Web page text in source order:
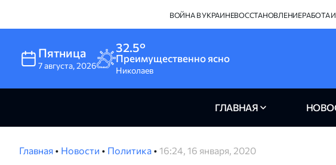
ВОЙНА В УКРАИНЕВОССТАНОВЛЕНИЕРАБОТА
Пятница
7августа,2026
32.5°
Преимущественно ясно
Николаев
ГЛАВНАЯ
Главная • Новости • Политика • 16:24, 16 января, 2020